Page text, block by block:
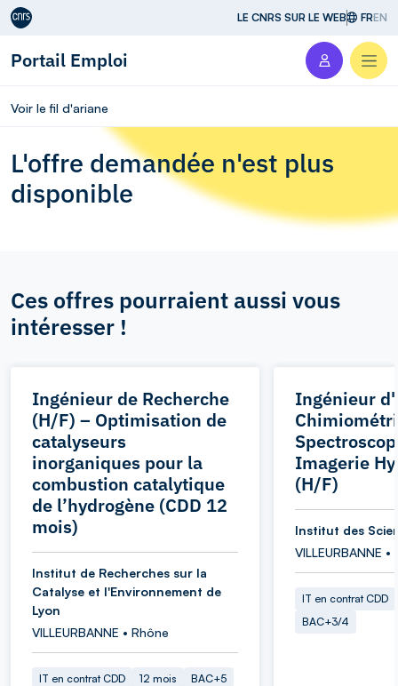
Aller au contenu LE CNRS SUR LE WEB FREN
Portail Emploi
Voir le fil d'ariane
L'offre demandée n'est plus
disponible
Ces offres pourraient aussi vous
intéresser !
Ingénieur de Recherche
(H/F) – Optimisation de
catalyseurs
inorganiques pour la
combustion catalytique
de l’hydrogène (CDD 12
mois)
Institut de Recherches sur la
Catalyse et l'Environnement de
Lyon
VILLEURBANNE • Rhône
IT en contrat CDD 12 mois
BAC+5
Ingénieur
Imagerie
(H/F)
Institut des
VILLEURBANNE •
IT en contrat CDD
BAC+3/4